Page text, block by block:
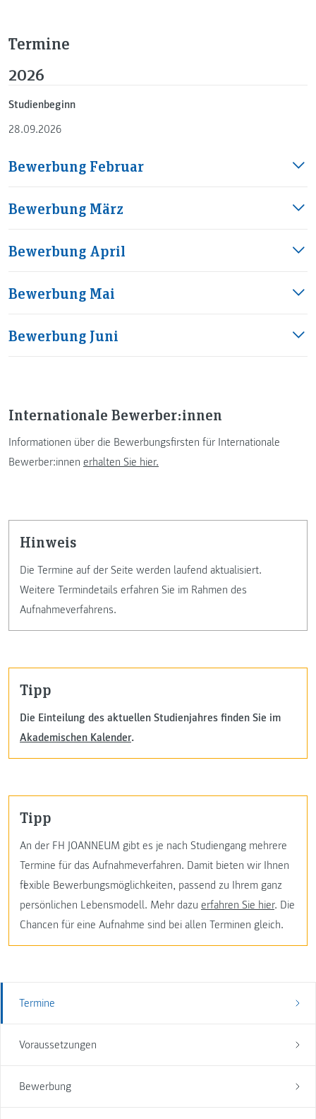
Termine
Voraussetzungen
Bewerbung
Termine
2026
Studienbeginn
28.09.2026
Bewerbung Februar
Bewerbung März
Bewerbung April
Bewerbung Mai
Bewerbung Juni
Internationale Bewerber:innen
Informationen über die Bewerbungsfirsten für Internationale
Bewerber:innen erhalten Sie hier.
Hinweis
Die Termine auf der Seite werden laufend aktualisiert.
Weitere Termindetails erfahren Sie im Rahmen des
Aufnahmeverfahrens.
Tipp
Die Einteilung des aktuellen Studienjahres finden Sie im
Akademischen Kalender.
Tipp
An der FH JOANNEUM gibt es je nach Studiengang mehrere
Termine für das Aufnahmeverfahren. Damit bieten wir Ihnen
flexible Bewerbungsmöglichkeiten, passend zu Ihrem ganz
persönlichen Lebensmodell. Mehr dazu erfahren Sie hier. Die
Chancen für eine Aufnahme sind bei allen Terminen gleich.